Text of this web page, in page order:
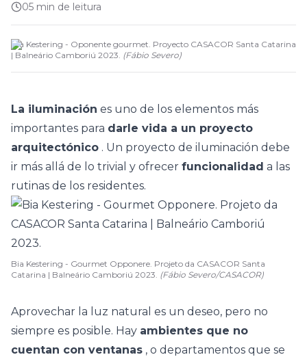
05 min de leitura
Bia Kestering - Oponente gourmet. Proyecto CASACOR Santa Catarina
| Balneário Camboriú 2023. (Fábio Severo)
La iluminación es uno de los elementos más
importantes para darle vida a un proyecto
arquitectónico . Un proyecto de iluminación debe
ir más allá de lo trivial y ofrecer funcionalidad a las
rutinas de los residentes.
Bia Kestering - Gourmet Opponere. Projeto da CASACOR Santa
Catarina | Balneário Camboriú 2023. (Fábio Severo/CASACOR)
Aprovechar la luz natural es un deseo, pero no
siempre es posible. Hay ambientes que no
cuentan con ventanas , o departamentos que se